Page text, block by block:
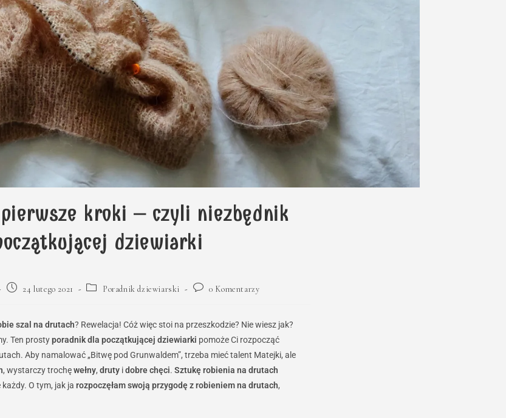
pierwsze kroki – czyli niezbędnik
dziewiarki
Post 24 lutego 2021
Post Poradnik dziewiarski
Post0 Komentarzy
szal na drutach? Rewelacja! Cóż więc stoi na przeszkodzie? Nie wiesz jak?
Ten prostyporadnik dla początkującej dziewiarki pomoże Ci rozpocząć
Aby namalować „Bitwę pod Grunwaldem”, trzeba mieć talent Matejki, ale
, wystarczy trochęwełny, druty idobre chęci. Sztukę robienia na drutach
O tym, jak ja rozpoczęłam swoją przygodę z robieniem na drutach,